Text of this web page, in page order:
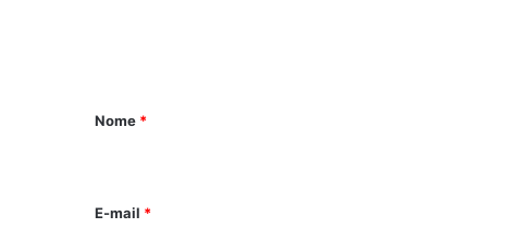
r
*
Nome *
E-mail *